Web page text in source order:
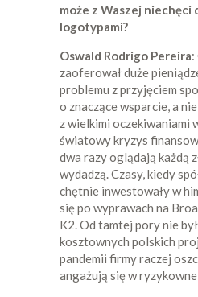
może z Waszej niechęci
logotypami?
Oswald Rodrigo Pereira:
zaoferował duże
problemu z przyjęciem
o znaczące wsparcie, a
z wielkimi oczekiwaniami
światowy kryzys
dwa razy oglądają każdą
wydadzą. Czasy, kiedy
chętnie inwestowały w
się po wyprawach na
K2. Od tamtej pory nie
kosztownych polskich
pandemii firmy raczej
angażują się w